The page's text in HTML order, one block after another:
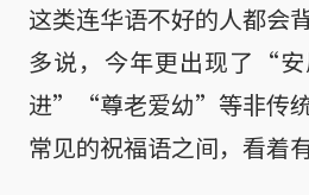
这类连华语不好的人都会
多说，今年更出现了“
进”“尊老爱幼”等非传
常见的祝福语之间，看着